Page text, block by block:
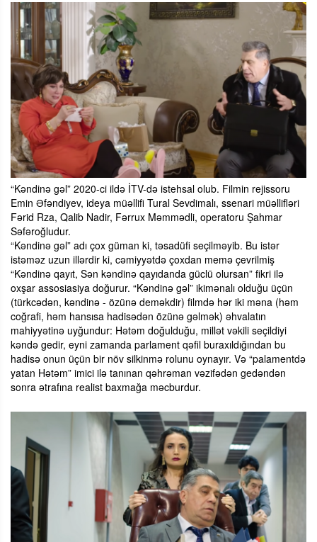
“Kəndinə gəl” 2020-ci ildə İTV-də istehsal olub. Filmin rejissoru
Emin Əfəndiyev, ideya müəllifi Tural Sevdimalı, ssenari müəllifləri
Fərid Rza, Qalib Nadir, Fərrux Məmmədli, operatoru Şahmar
Səfəroğludur.
“Kəndinə gəl” adı çox güman ki, təsadüfi seçilməyib. Bu istər
istəməz uzun illərdir ki, cəmiyyətdə çoxdan memə çevrilmiş
“Kəndinə qayıt, Sən kəndinə qayıdanda güclü olursan” fikri ilə
oxşar assosiasiya doğurur. “Kəndinə gəl” ikimənalı olduğu üçün
(türkcədən, kəndinə - özünə deməkdir) filmdə hər iki məna (həm
coğrafi, həm hansısa hadisədən özünə gəlmək) əhvalatın
mahiyyətinə uyğundur: Hətəm doğulduğu, millət vəkili seçildiyi
kəndə gedir, eyni zamanda parlament qəfil buraxıldığından bu
hadisə onun üçün bir növ silkinmə rolunu oynayır. Və “palamentdə
yatan Hətəm” imici ilə tanınan qəhrəman vəzifədən gedəndən
sonra ətrafına realist baxmağa məcburdur.